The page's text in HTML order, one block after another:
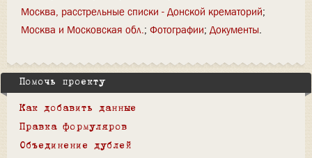
Москва, расстрельные списки - Донской крематорий
Москва и Московская обл. Фотографии Документы
Помочь проекту
Как добавить данные
Правка формуляров
Объединение дублей